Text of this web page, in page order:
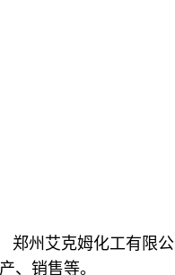
州艾克姆化工有限
、销售等。